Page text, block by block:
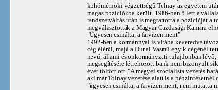
kohómérnöki végzettségű Tolnay az egyetem
magas pozíciókba került. 1986-ban ő lett a
rendszerváltás után is megtartotta a pozícióját
megválasztották a Magyar Gazdasági Kamara
"Ügyesen csinálta, a farvízen ment"
1992-ben a kormánnyal is vitába keveredve
cég éléről, majd a Dunai Vasmű egyik cégénél
nevű, állami és önkormányzati tulajdonban
megsegítésére létrehozott bank nem bizonyult
évet töltött ott. "A megyei szocialista vezetés
aki már Tolnay vezetése alatt is a
"ügyesen csinálta, a farvízen ment, nem